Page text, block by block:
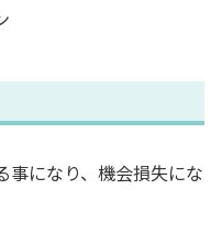
事になり、機会損失にな